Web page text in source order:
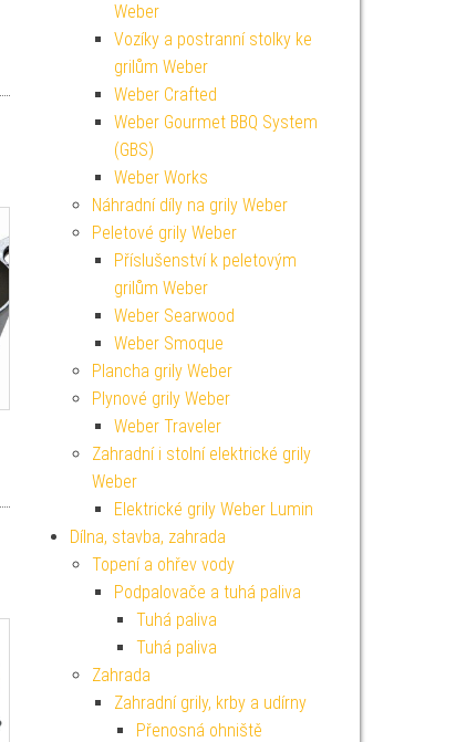
Weber
Vozíky a postranní stolky ke
grilům Weber
Weber Crafted
Weber Gourmet BBQ System
(GBS)
Weber Works
Náhradní díly na grily Weber
Peletové grily Weber
Příslušenství k peletovým
grilům Weber
Weber Searwood
Weber Smoque
Plancha grily Weber
Plynové grily Weber
Weber Traveler
Zahradní i stolní elektrické grily
Weber
Elektrické grily Weber Lumin
Dílna, stavba, zahrada
Topení a ohřev vody
Podpalovače a tuhá paliva
Tuhá paliva
Tuhá paliva
Zahrada
Zahradní grily, krby a udírny
Přenosná ohniště